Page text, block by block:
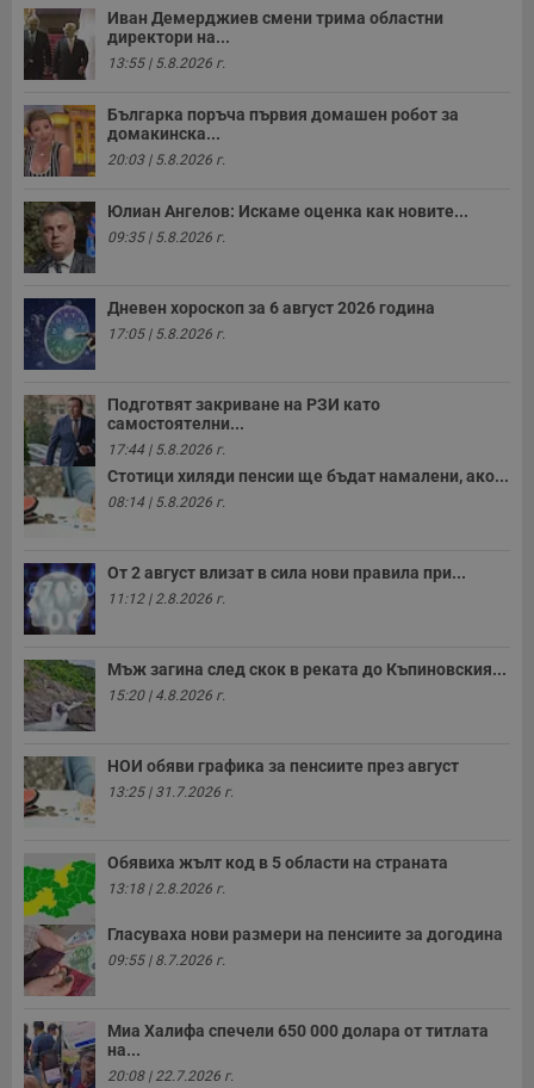
Иван Демерджиев смени трима областни
директори на...
13:55 | 5.8.2026 г.
Българка поръча първия домашен робот за
домакинска...
20:03 | 5.8.2026 г.
Юлиан Ангелов: Искаме оценка как новите...
09:35 | 5.8.2026 г.
Дневен хороскоп за 6 август 2026 година
17:05 | 5.8.2026 г.
Подготвят закриване на РЗИ като
самостоятелни...
17:44 | 5.8.2026 г.
Стотици хиляди пенсии ще бъдат намалени, ако...
08:14 | 5.8.2026 г.
От 2 август влизат в сила нови правила при...
11:12 | 2.8.2026 г.
Мъж загина след скок в реката до Къпиновския...
15:20 | 4.8.2026 г.
НОИ обяви графика за пенсиите през август
13:25 | 31.7.2026 г.
Обявиха жълт код в 5 области на страната
13:18 | 2.8.2026 г.
Гласуваха нови размери на пенсиите за догодина
09:55 | 8.7.2026 г.
Миа Халифа спечели 650 000 долара от титлата
на...
20:08 | 22.7.2026 г.